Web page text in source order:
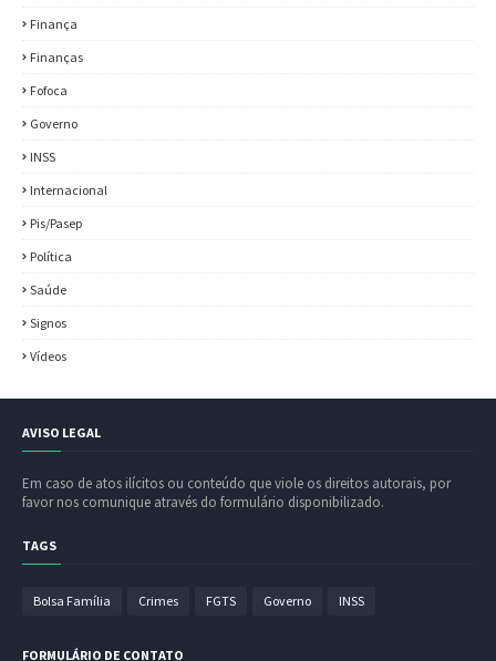
Finança
Finanças
Fofoca
Governo
INSS
Internacional
Pis/Pasep
Política
Saúde
Signos
Vídeos
AVISO LEGAL
Em caso de atos ilícitos ou conteúdo que viole os direitos autorais, por
favor nos comunique através do formulário disponibilizado.
TAGS
Bolsa Família Crimes FGTS Governo INSS
FORMULÁRIO DE CONTATO